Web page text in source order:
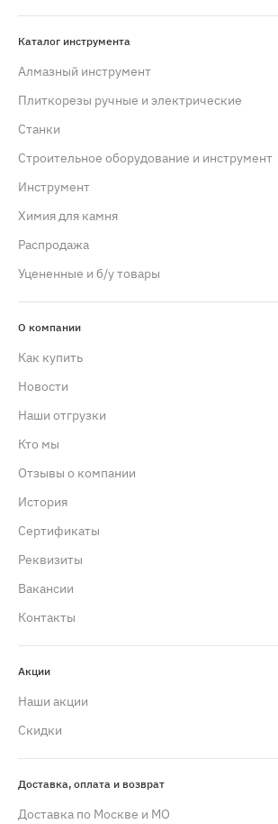
Каталог инструмента
Алмазный инструмент
Плиткорезы ручные и электрические
Станки
Строительное оборудование и инструмент
Инструмент
Химия для камня
Распродажа
Уцененные и б/у товары
О компании
Как купить
Новости
Наши отгрузки
Кто мы
Отзывы о компании
История
Сертификаты
Реквизиты
Вакансии
Контакты
Акции
Наши акции
Скидки
Доставка, оплата и возврат
Доставка по Москве и МО